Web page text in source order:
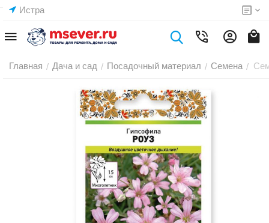
Истра
Главная / Дача и сад / Посадочный материал / Семена /